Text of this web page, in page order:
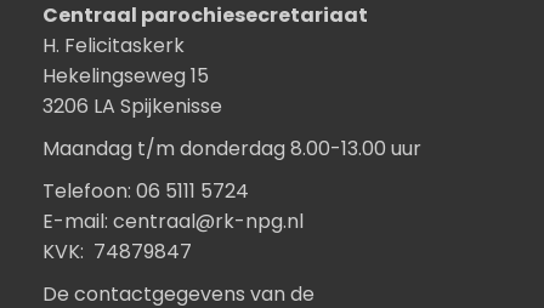
Centraal parochiesecretariaat
H. Felicitaskerk
Hekelingseweg 15
3206 LA Spijkenisse
Maandag t/m donderdag 8.00-13.00 uur
Telefoon: 06 5111 5724
E-mail: centraal@rk-npg.nl
KVK: 74879847
De contactgegevens van de